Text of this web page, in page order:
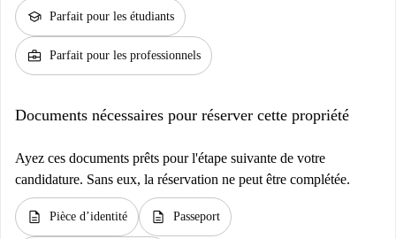
school Parfait pour les étudiants
business_center Parfait pour les professionnels
Documents nécessaires pour réserver cette propriété
Ayez ces documents prêts pour l'étape suivante de votre
candidature. Sans eux, la réservation ne peut être complétée.
description Pièce d’identité description Passeport